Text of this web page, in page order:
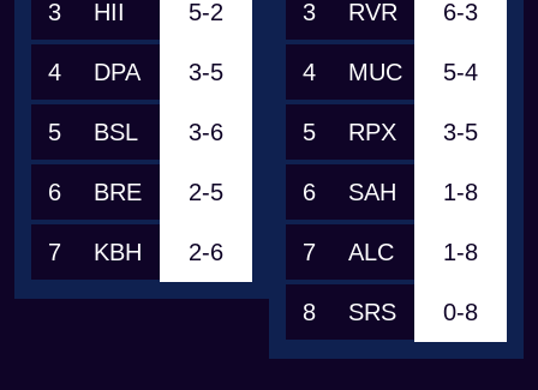
3 HII 5-2
4 DPA 3-5
5 BSL 3-6
6 BRE 2-5
7 KBH 2-6
3 RVR 6-3
4 MUC 5-4
5 RPX 3-5
6 SAH 1-8
7 ALC 1-8
8 SRS 0-8